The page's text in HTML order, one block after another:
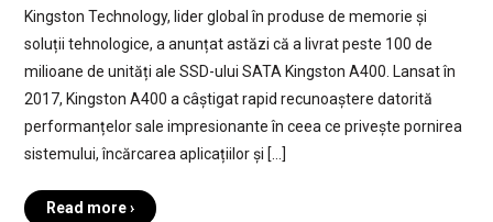
Kingston Technology, lider global în produse de memorie și
soluții tehnologice, a anunțat astăzi că a livrat peste 100 de
milioane de unități ale SSD-ului SATA Kingston A400. Lansat în
2017, Kingston A400 a câștigat rapid recunoaștere datorită
performanțelor sale impresionante în ceea ce privește pornirea
sistemului, încărcarea aplicațiilor și […]
Read more ›